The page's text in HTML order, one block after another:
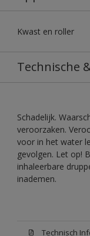
Kwast en roller
Technische
Schadelijk.
veroorzaken.
voor in het water
gevolgen. Let op!
inhaleerbare
inademen.
Technisch